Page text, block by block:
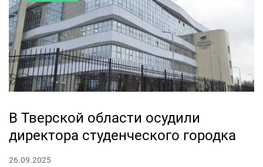
В Тверской области осудили
директора студенческого городка
26.09.2025